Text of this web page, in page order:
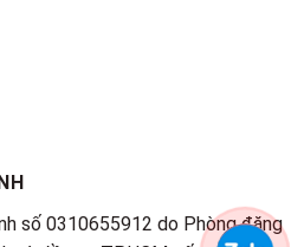
số 0310655912 do Phòng đăng